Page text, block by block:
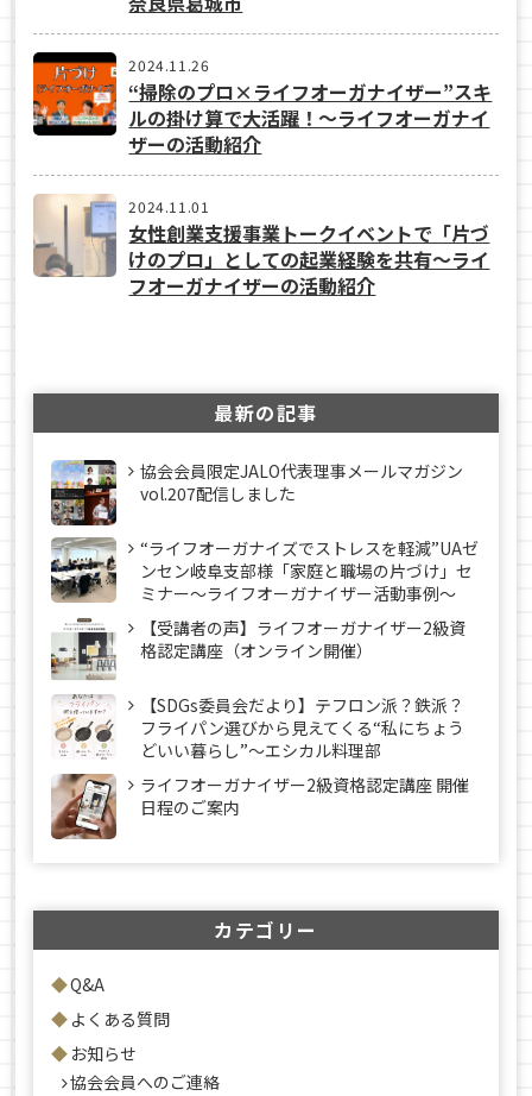
2024.11.26
“掃除のプロ×ライフオーガナイザー”スキ
ルの掛け算で大活躍！～ライフオーガナイ
ザーの活動紹介
2024.11.01
女性創業支援事業トークイベントで「片づ
けのプロ」としての起業経験を共有～ライ
フオーガナイザーの活動紹介
最新の記事
協会会員限定JALO代表理事メールマガジン
vol.207配信しました
“ライフオーガナイズでストレスを軽減”UAゼ
ンセン岐阜支部様「家庭と職場の片づけ」セ
ミナー～ライフオーガナイザー活動事例〜
【受講者の声】ライフオーガナイザー2級資
格認定講座（オンライン開催）
【SDGs委員会だより】テフロン派？鉄派？
フライパン選びから見えてくる“私にちょう
どいい暮らし”～エシカル料理部
ライフオーガナイザー2級資格認定講座 開催
日程のご案内
カテゴリー
Q&A
よくある質問
お知らせ
協会会員へのご連絡